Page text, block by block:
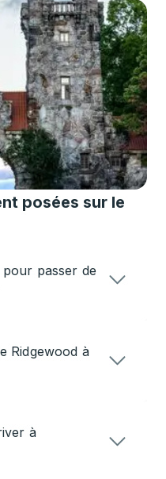
posées sur le
passer de
Ridgewood à
à